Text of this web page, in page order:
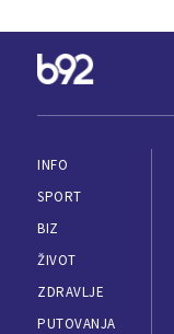
INFO
SPORT
BIZ
ŽIVOT
ZDRAVLJE
PUTOVANJA